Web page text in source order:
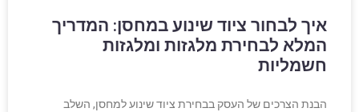
איך לבחור ציוד שינוע במחסן: המדריך
המלא לבחירת מלגזות ומלגזות
חשמליות
הבנת הצרכים של העסק בבחירת ציוד שינוע למחסן, השלב